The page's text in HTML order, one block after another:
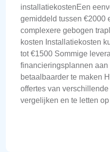
installatiekostenEen
gemiddeld tussen €2000
complexere gebogen
kosten Installatiekosten
tot €1500 Sommige
financieringsplannen aan
betaalbaarder te maken
offertes van
vergelijken en te letten